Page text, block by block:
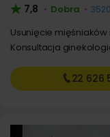
7,8 • Dobra •
Usunięcie
Konsultacja
22 626